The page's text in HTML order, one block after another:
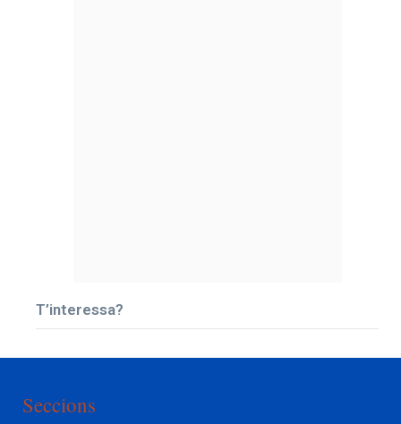
T’interessa?
Seccions